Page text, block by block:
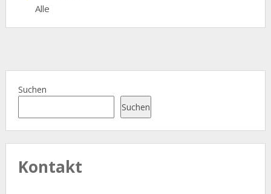
Alle
Suchen
Suchen
Kontakt